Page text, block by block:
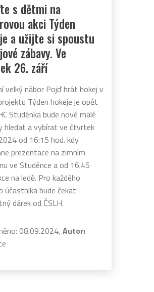
s dětmi na
akci Týden
a užijte si spoustu
zábavy. Ve
26. září
velký nábor Pojď hrát hokej v
Týden hokeje je opět
Studénka bude nové malé
hledat a vybírat ve čtvrtek
od 16:15 hod. kdy
prezentace na zimním
ve Studénce a od 16.45
na ledě. Pro každého
účastníka bude čekat
dárek od ČSLH.
08.09.2024, Autor: